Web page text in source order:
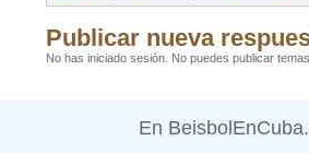
Publicar nueva
No has iniciado sesión. No puedes publicar
En